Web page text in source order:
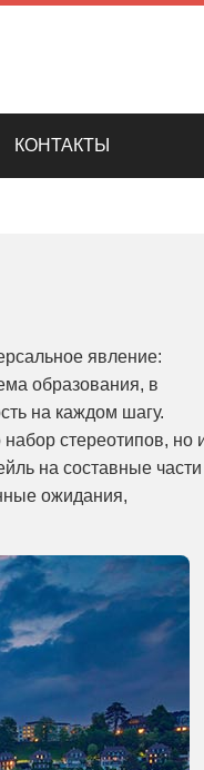
КОНТАКТЫ
явление:
образования, в
на каждом шагу.
стереотипов, но
на составные части
ожидания,